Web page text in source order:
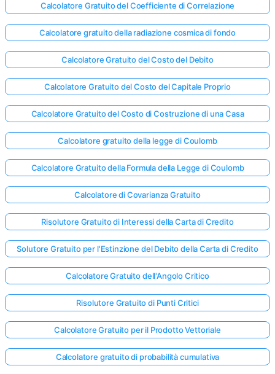
Calcolatore Gratuito del Coefficiente di Correlazione
Calcolatore gratuito della radiazione cosmica di fondo
Calcolatore Gratuito del Costo del Debito
Calcolatore Gratuito del Costo del Capitale Proprio
Calcolatore Gratuito del Costo di Costruzione di una Casa
Calcolatore gratuito della legge di Coulomb
Calcolatore Gratuito della Formula della Legge di Coulomb
Calcolatore di Covarianza Gratuito
Risolutore Gratuito di Interessi della Carta di Credito
Solutore Gratuito per l'Estinzione del Debito della Carta di Credito
Calcolatore Gratuito dell'Angolo Critico
Risolutore Gratuito di Punti Critici
Calcolatore Gratuito per il Prodotto Vettoriale
Calcolatore gratuito di probabilità cumulativa